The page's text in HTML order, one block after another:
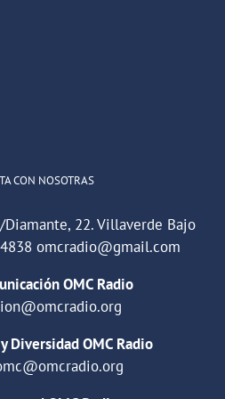
CON NOSOTRAS
Diamante, 22. Villaverde Bajo
omcradio@gmail.com
OMC Radio
Diversidad OMC Radio